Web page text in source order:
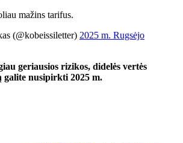
mažins tarifus.
(@kobeissiletter) 2025 m. Rugsėjo
geriausios rizikos, didelės vertės
nusipirkti 2025 m.